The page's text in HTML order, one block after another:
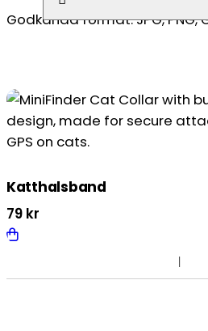
Godkända format: JPG, PNG,
Katthalsband
79 kr